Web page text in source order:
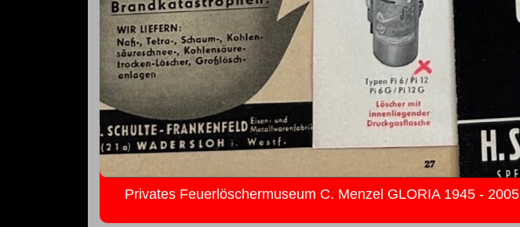
Privates Feuerlöschermuseum C. Menzel GLORIA 1945 - 2005